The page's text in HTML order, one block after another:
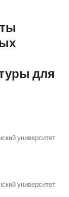
для
университет
университет